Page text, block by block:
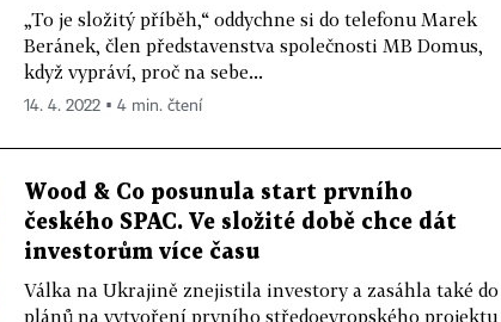
„To je složitý příběh,“ oddychne si do telefonu Marek
Beránek, člen představenstva společnosti MB Domus,
když vypráví, proč na sebe...
14. 4. 2022 ▪ 4 min. čtení
Wood & Co posunula start prvního
českého SPAC. Ve složité době chce dát
investorům více času
Válka na Ukrajině znejistila investory a zasáhla také do
plánů na vytvoření prvního středoevropského projektu